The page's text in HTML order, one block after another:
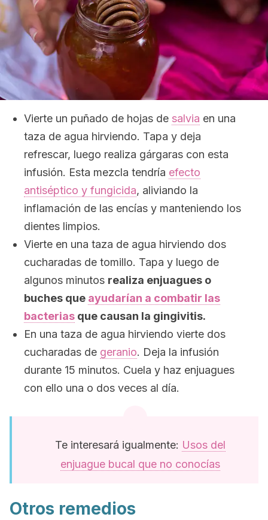
Vierte un puñado de hojas de salvia en una
taza de agua hirviendo. Tapa y deja
refrescar, luego realiza gárgaras con esta
infusión. Esta mezcla tendría efecto
antiséptico y fungicida, aliviando la
inflamación de las encías y manteniendo los
dientes limpios.
Vierte en una taza de agua hirviendo dos
cucharadas de tomillo. Tapa y luego de
algunos minutos realiza enjuagues o
buches que ayudarían a combatir las
bacterias que causan la gingivitis.
En una taza de agua hirviendo vierte dos
cucharadas de geranio. Deja la infusión
durante 15 minutos. Cuela y haz enjuagues
con ello una o dos veces al día.
Te interesará igualmente: Usos del
enjuague bucal que no conocías
Otros remedios